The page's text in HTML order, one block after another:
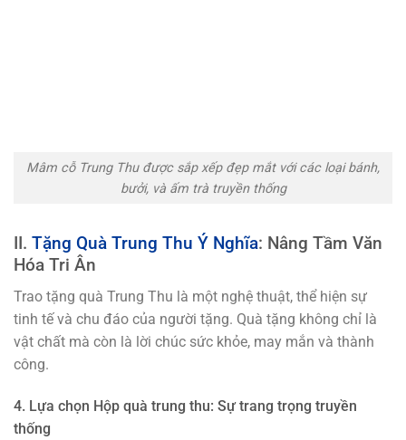
Mâm cỗ Trung Thu được sắp xếp đẹp mắt với các loại bánh,
bưởi, và ấm trà truyền thống
II. Tặng Quà Trung Thu Ý Nghĩa: Nâng Tầm Văn
Hóa Tri Ân
Trao tặng quà Trung Thu là một nghệ thuật, thể hiện sự
tinh tế và chu đáo của người tặng. Quà tặng không chỉ là
vật chất mà còn là lời chúc sức khỏe, may mắn và thành
công.
4. Lựa chọn Hộp quà trung thu: Sự trang trọng truyền
thống